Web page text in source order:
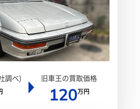
調べ) 旧車王の買取価格
120万円